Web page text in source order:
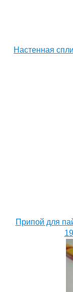
Настенная
Припой для